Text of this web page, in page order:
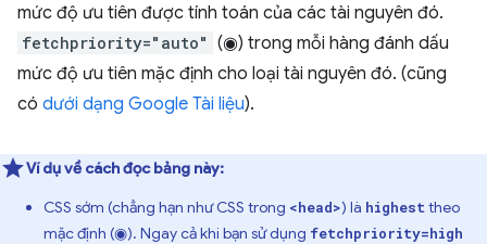
mức độ ưu tiên được tính toán của các tài nguyên đó.
fetchpriority="auto" (◉) trong mỗi hàng đánh dấu
mức độ ưu tiên mặc định cho loại tài nguyên đó. (cũng
có dưới dạng Google Tài liệu).
Ví dụ về cách đọc bảng này:
CSS sớm (chẳng hạn như CSS trong <head>) là highest theo
mặc định (◉). Ngay cả khi bạn sử dụng fetchpriority=high